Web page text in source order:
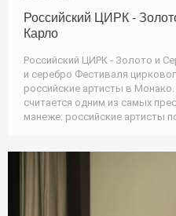
Российский ЦИРК -
Карло
Российский ЦИРК - Золото и
и серебро Фестиваля
российские артисты в
считается одним из самых
манеже: российские артисты